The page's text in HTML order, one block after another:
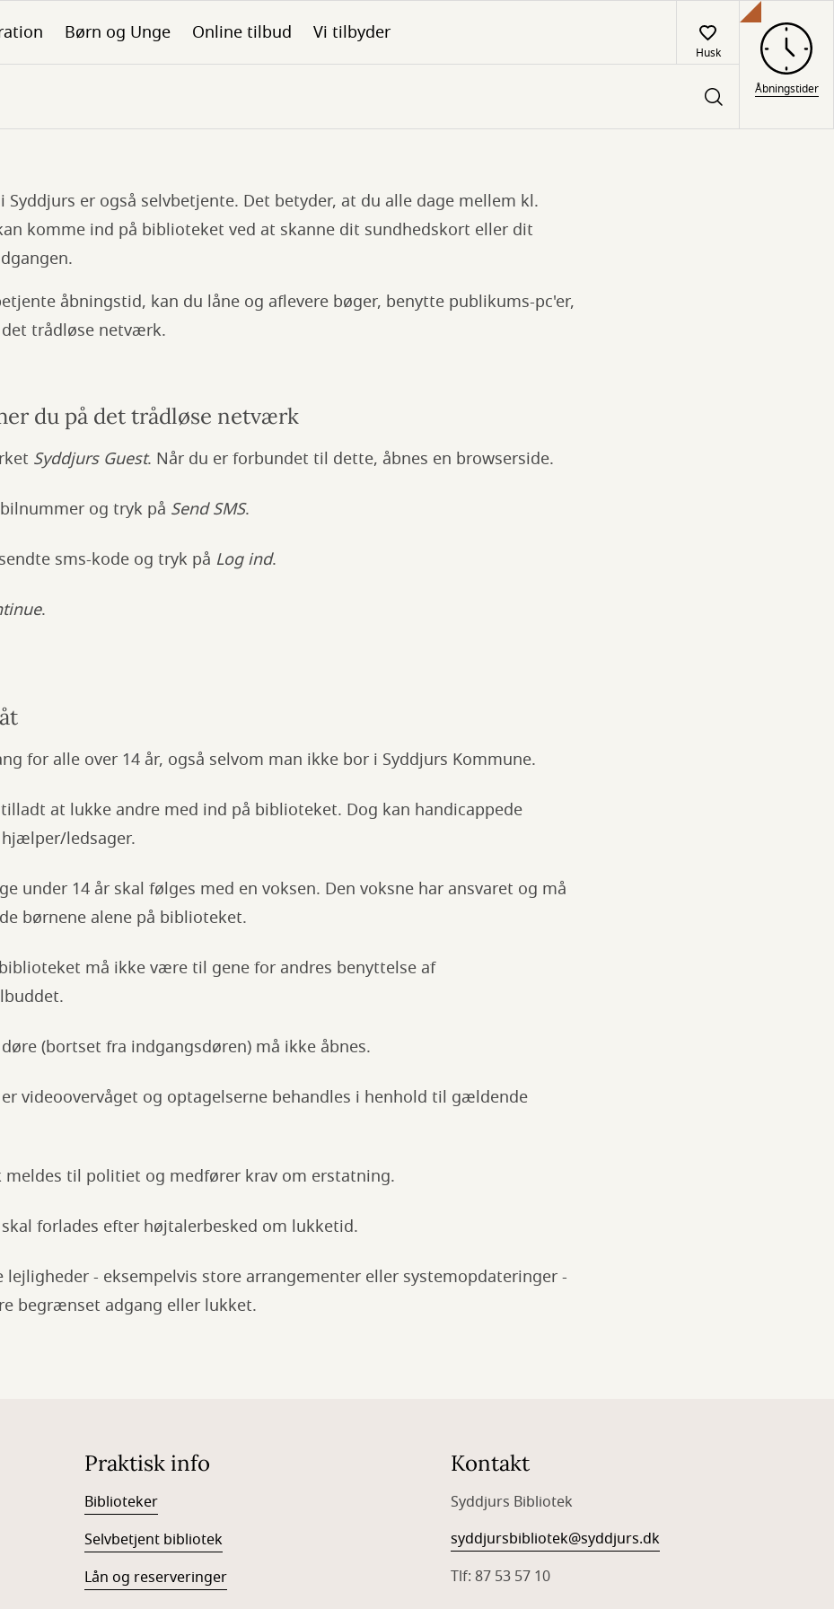
Børn og Unge Online tilbud Vi tilbyder
Husk
Åbningstider
er også selvbetjente. Det betyder, at du alle dage mellem kl.
komme ind på biblioteket ved at skanne dit sundhedskort eller dit
åbningstid, kan du låne og aflevere bøger, benytte publikums-pc'er,
trådløse netværk.
du på det trådløse netværk
Syddjurs Guest. Når du er forbundet til dette, åbnes en browserside.
og tryk på Send SMS.
sms-kode og tryk på Log ind.
.
for alle over 14 år, også selvom man ikke bor i Syddjurs Kommune.
at lukke andre med ind på biblioteket. Dog kan handicappede
ledsager.
under 14 år skal følges med en voksen. Den voksne har ansvaret og må
børnene alene på biblioteket.
må ikke være til gene for andres benyttelse af
(bortset fra indgangsdøren) må ikke åbnes.
videoovervåget og optagelserne behandles i henhold til gældende
til politiet og medfører krav om erstatning.
forlades efter højtalerbesked om lukketid.
- eksempelvis store arrangementer eller systemopdateringer -
begrænset adgang eller lukket.
Praktisk info
Biblioteker
Selvbetjent bibliotek
Lån og reserveringer
Kontakt
Syddjurs Bibliotek
syddjursbibliotek@syddjurs.dk
Tlf: 87 53 57 10